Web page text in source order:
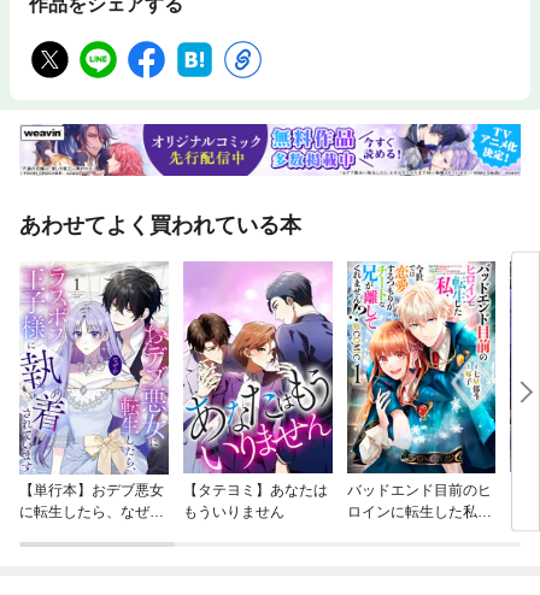
あわせてよく買われている本
【単行本】おデブ悪女
に転生したら、なぜか
【タテヨミ】あなたは
もういりません
バッドエンド目前のヒ
ロインに転生した私、